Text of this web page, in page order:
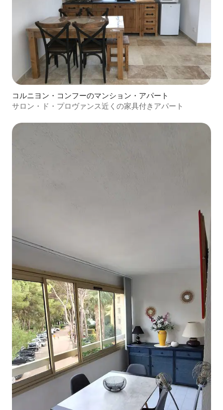
コルニヨン・コンフーのマンション・アパート
サロン・ド・プロヴァンス近くの家具付きアパート